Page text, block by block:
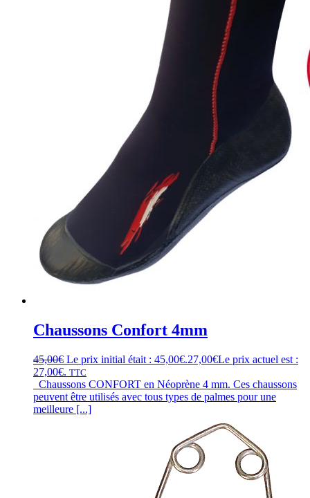
Chaussons Confort 4mm
45,00€ Le prix initial était : 45,00€.27,00€Le prix actuel est :
27,00€. TTC
Chaussons CONFORT en Néoprène 4 mm. Ces chaussons
peuvent être utilisés avec tous types de palmes pour une
meilleure [...]